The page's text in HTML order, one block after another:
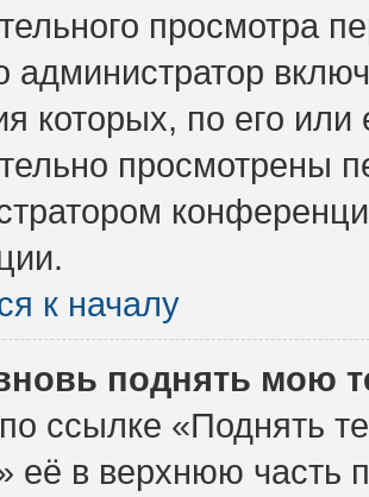
просмотра
администратор
которых, по его
просмотрены
к началу
поднять мою
ссылке «Поднять
её в верхнюю часть